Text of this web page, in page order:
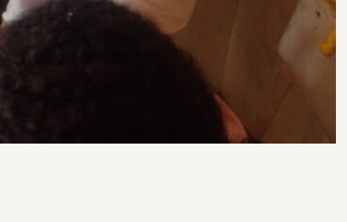
enfoque interseccional”